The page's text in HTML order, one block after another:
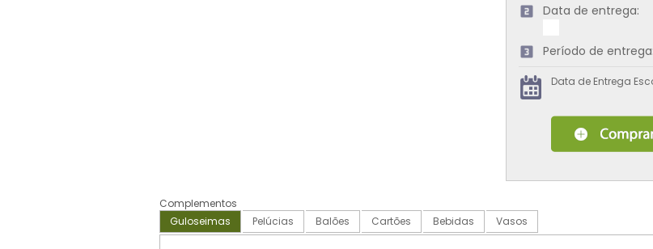
Data de entrega:
Período de entrega:
Data de Entrega
Complementos
Guloseimas
Pelúcias Balões Cartões Bebidas Vasos